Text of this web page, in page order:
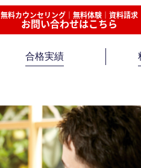
無料カウンセリング｜無料体験｜資料請求
お問い合わせはこちら
合格実績